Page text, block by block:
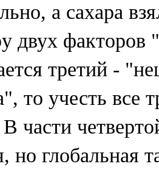
а сахара
двух
третий -
то учесть все
части
но глобальная